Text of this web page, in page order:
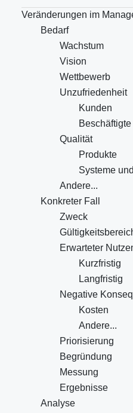
Veränderungen im
Bedarf
Wachstum
Vision
Wettbewerb
Unzufriedenheit
Kunden
Beschäftigte
Qualität
Produkte
Systeme
Andere...
Konkreter Fall
Zweck
Erwarteter
Kurzfristig
Langfristig
Negative
Kosten
Andere...
Priorisierung
Begründung
Messung
Ergebnisse
Analyse